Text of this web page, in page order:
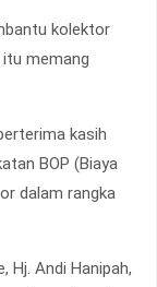
kolektor
memang
kasih
BOP (Biaya
dalam rangka
Hj. Andi Hanipah,